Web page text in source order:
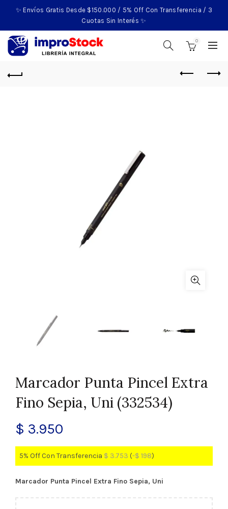
✨ Envíos Gratis Desde $150.000 / 5% Off Con Transferencia / 3
Cuotas Sin Interés ✨
0
Marcador Punta Pincel Extra
Fino Sepia, Uni (332534)
$ 3.950
5% Off Con Transferencia $ 3.753 (-$ 198)
Marcador Punta Pincel Extra Fino Sepia, Uni